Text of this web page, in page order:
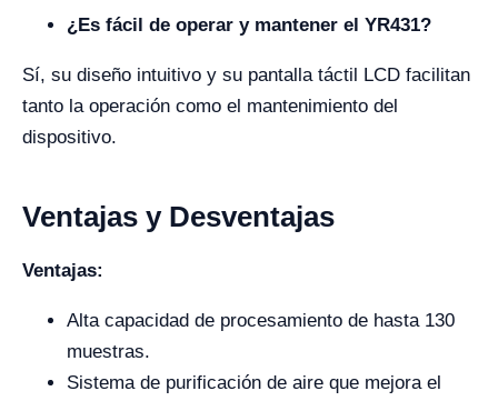
¿Es fácil de operar y mantener el YR431?
Sí, su diseño intuitivo y su pantalla táctil LCD facilitan
tanto la operación como el mantenimiento del
dispositivo.
Ventajas y Desventajas
Ventajas:
Alta capacidad de procesamiento de hasta 130
muestras.
Sistema de purificación de aire que mejora el